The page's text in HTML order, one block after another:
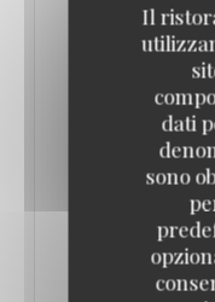
Il
dati
sono
DÉJEUNER
FOURNAISE
INSPIRÉ DU